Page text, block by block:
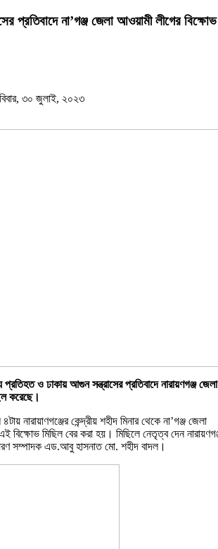
প্রতিবাদে না’গঞ্জ জেলা আওয়ামী লীগের বিক্ষোভ
৩০ জুলাই, ২০২৩
প্রতিহত ও ঢাকায় আগুন সন্ত্রাসের প্রতিবাদে নারায়ণগঞ্জ জেলা
করেছে।
নারায়াণগঞ্জের কেন্দ্রীয় শহীদ মিনার থেকে না’গঞ্জ জেলা
বিক্ষোভ মিছিল বের করা হয়। মিছিলে নেতৃত্ব দেন
সম্পাদক এড.আবু হাসনাত মো. শহীদ বাদল।